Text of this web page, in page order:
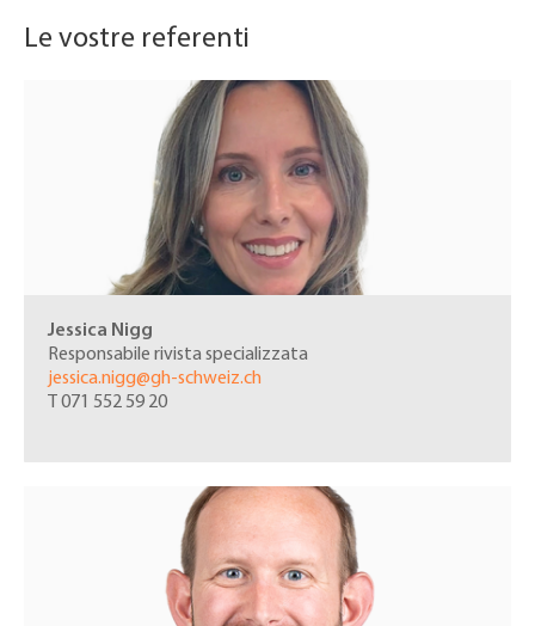
Le vostre referenti
Jessica Nigg
Responsabile rivista specializzata
jessica.nigg@gh-schweiz.ch
071 552 59 20